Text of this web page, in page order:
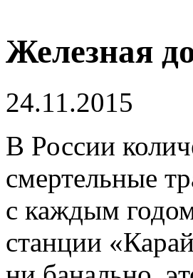
Железная
24.11.2015
В России
смертельные
с каждым
станции